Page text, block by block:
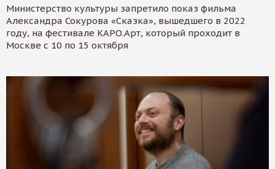
Министерство культуры запретило показ фильма
Александра Сокурова «Сказка», вышедшего в 2022
году, на фестивале КАРО.Арт, который проходит в
Москве с 10 по 15 октября